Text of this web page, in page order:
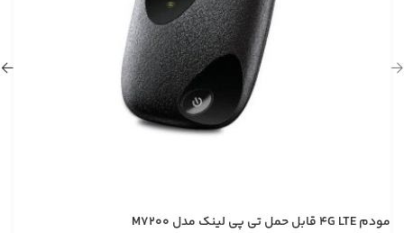
مودم 4G LTE قابل حمل تی پی لینک مدل M7200